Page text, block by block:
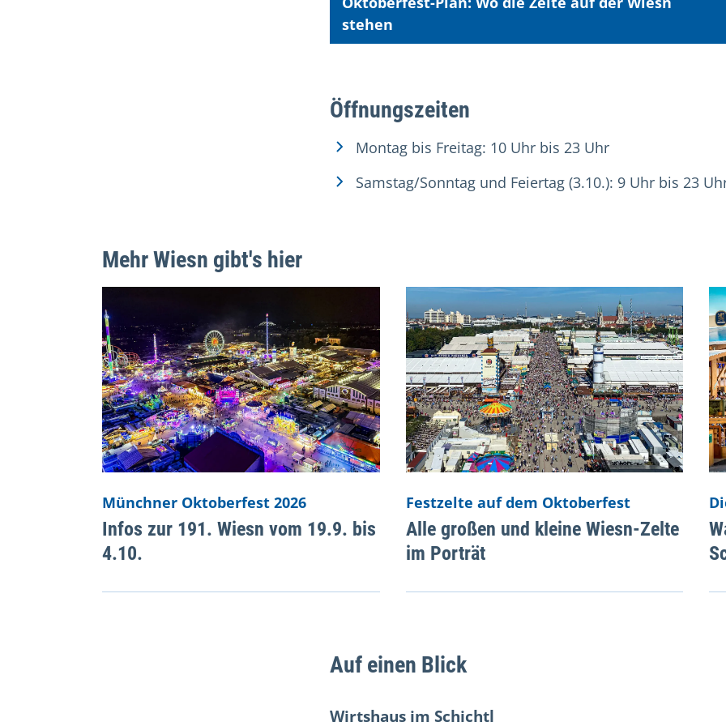
stehen
Öffnungszeiten
Montag bis Freitag: 10 Uhr bis 23 Uhr
Samstag/Sonntag und Feiertag (3.10.): 9 Uhr bis 23
Mehr Wiesn gibt's hier
Münchner Oktoberfest 2026
Infos zur 191. Wiesn vom 19.9. bis
4.10.
Festzelte auf dem Oktoberfest
Alle großen und kleine Wiesn-Zelte
im Porträt
Auf einen Blick
Wirtshaus im Schichtl